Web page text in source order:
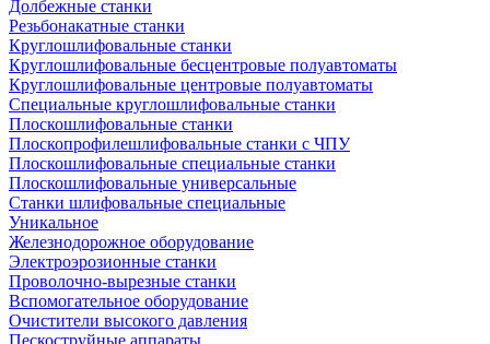
Долбежные станки
Резьбонакатные станки
Круглошлифовальные станки
Круглошлифовальные бесцентровые полуавтоматы
Круглошлифовальные центровые полуавтоматы
Специальные круглошлифовальные станки
Плоскошлифовальные станки
Плоскопрофилешлифовальные станки с ЧПУ
Плоскошлифовальные специальные станки
Плоскошлифовальные универсальные
Станки шлифовальные специальные
Уникальное
Железнодорожное оборудование
Электроэрозионные станки
Проволочно-вырезные станки
Вспомогательное оборудование
Очистители высокого давления
Пескоструйные аппараты